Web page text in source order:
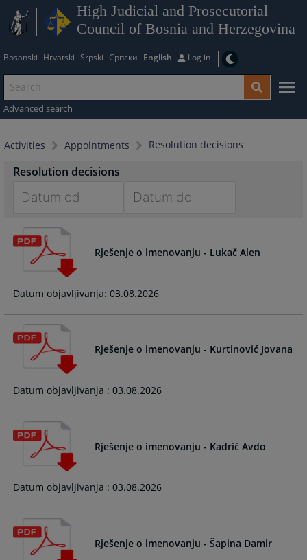
High Judicial and Prosecutorial
Council of Bosnia and Herzegovina
Bosanski Hrvatski Srpski Српски English Log in
Advanced search
Activities Appointments Resolution decisions
Resolution decisions
forward
to
interact
the
and
select
date.
Press
question
mark
to
the
keyboard
shortcuts
for
changing
to
the
a
Press
question
key
the
keyboard
for
changing
Rješenje o imenovanju - Lukač Alen
Datum objavljivanja: 03.08.2026
Rješenje o imenovanju - Kurtinović Jovana
Datum objavljivanja : 03.08.2026
Rješenje o imenovanju - Kadrić Avdo
Datum objavljivanja : 03.08.2026
Rješenje o imenovanju - Šapina Damir